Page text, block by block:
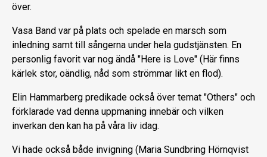
över.
Vasa Band var på plats och spelade en marsch som
inledning samt till sångerna under hela gudstjänsten. En
personlig favorit var nog ändå "Here is Love" (Här finns
kärlek stor, oändlig, nåd som strömmar likt en flod).
Elin Hammarberg predikade också över temat "Others" och
förklarade vad denna uppmaning innebär och vilken
inverkan den kan ha på våra liv idag.
Vi hade också både invigning (Maria Sundbring Hörnqvist